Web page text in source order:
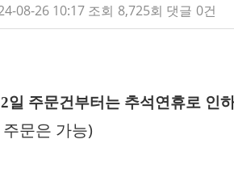
08-26 10:17 조회 8,725회 댓글 0건
일 주문건부터는 추석연휴로 인
문은 가능)